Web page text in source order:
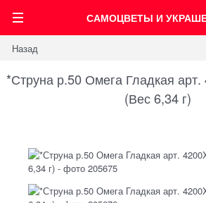
САМОЦВЕТЫ И
Назад
*Струна р.50 Омега Гладкая
(Вес 6,34 г)